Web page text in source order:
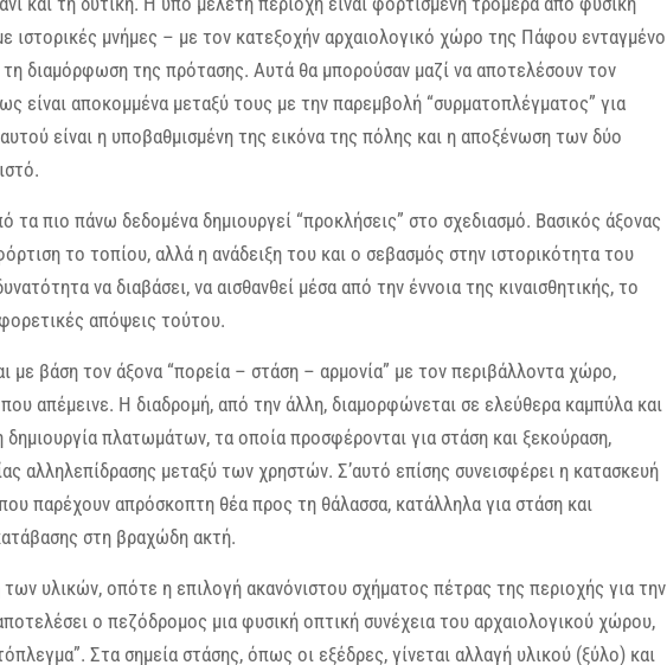
ιστορικές μνήμες – με τον κατεξοχήν αρχαιολογικό χώρο της Πάφου ενταγμένο
τη διαμόρφωση της πρότασης. Αυτά θα μπορούσαν μαζί να αποτελέσουν τον
είναι αποκομμένα μεταξύ τους με την παρεμβολή “συρματοπλέγματος” για
είναι η υποβαθμισμένη της εικόνα της πόλης και η αποξένωση των δύο
πιο πάνω δεδομένα δημιουργεί “προκλήσεις” στο σχεδιασμό. Βασικός άξονας
το τοπίου, αλλά η ανάδειξη του και ο σεβασμός στην ιστορικότητα του
να διαβάσει, να αισθανθεί μέσα από την έννοια της κιναισθητικής, το
απόψεις τούτου.
βάση τον άξονα “πορεία – στάση – αρμονία” με τον περιβάλλοντα χώρο,
απέμεινε. Η διαδρομή, από την άλλη, διαμορφώνεται σε ελεύθερα καμπύλα και
πλατωμάτων, τα οποία προσφέρονται για στάση και ξεκούραση,
αλληλεπίδρασης μεταξύ των χρηστών. Σ’αυτό επίσης συνεισφέρει η κατασκευή
παρέχουν απρόσκοπτη θέα προς τη θάλασσα, κατάλληλα για στάση και
στη βραχώδη ακτή.
υλικών, οπότε η επιλογή ακανόνιστου σχήματος πέτρας της περιοχής για την
ο πεζόδρομος μια φυσική οπτική συνέχεια του αρχαιολογικού χώρου,
Στα σημεία στάσης, όπως οι εξέδρες, γίνεται αλλαγή υλικού (ξύλο) και